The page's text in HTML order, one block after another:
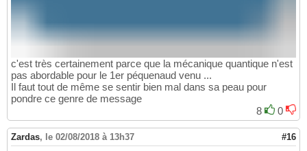
c'est très certainement parce que la mécanique quantique n'est
pas abordable pour le 1er péquenaud venu ...
Il faut tout de même se sentir bien mal dans sa peau pour
pondre ce genre de message
8
0
Zardas, le 02/08/2018 à 13h37 #16